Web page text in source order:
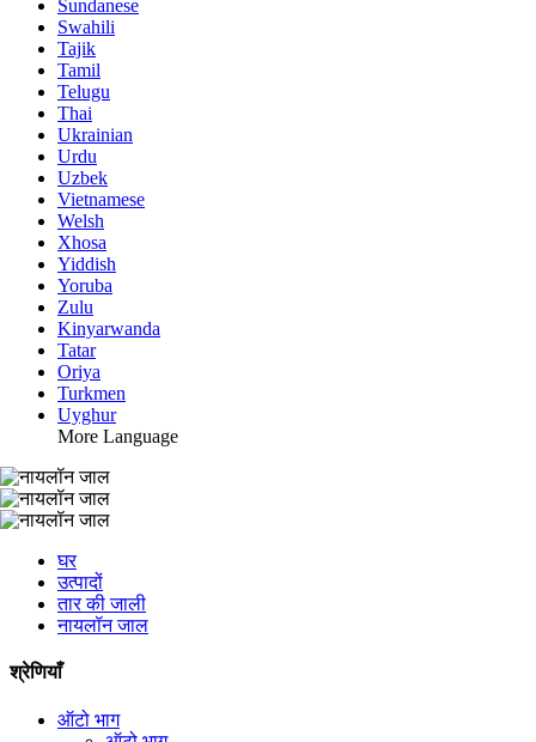
Sundanese
Swahili
Tajik
Tamil
Telugu
Thai
Ukrainian
Urdu
Uzbek
Vietnamese
Welsh
Xhosa
Yiddish
Yoruba
Zulu
Kinyarwanda
Tatar
Oriya
Turkmen
Uyghur
More Language
घर
उत्पादों
तार की जाली
नायलॉन जाल
श्रेणियाँ
ऑटो भाग